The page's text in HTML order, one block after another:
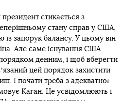
стикається з
стану справ у США,
запорук балансу. У цьому він
Але саме існування США
денним, і щоб вберегти
цей порядок захистити
І почати треба з адекватної
Каган. Це усвідомлюють і